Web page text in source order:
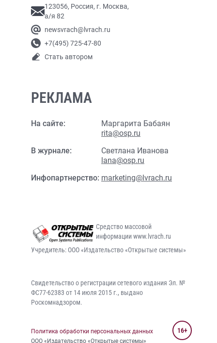
123056, Россия, г. Москва,
а/я 82
newsvrach@lvrach.ru
+7(495) 725-47-80
Стать автором
РЕКЛАМА
На сайте:
Маргарита Бабаян
rita@osp.ru
В журнале:
Светлана Иванова
lana@osp.ru
Инфопартнерство: marketing@lvrach.ru
Средство массовой
информации www.lvrach.ru
Учредитель: ООО «Издательство «Открытые системы»
Свидетельство о регистрации сетевого издания Эл. №
ФС77-62383 от 14 июля 2015 г., выдано
Роскомнадзором.
Политика обработки персональных данных
ООО «Издательство «Открытые системы»
16+